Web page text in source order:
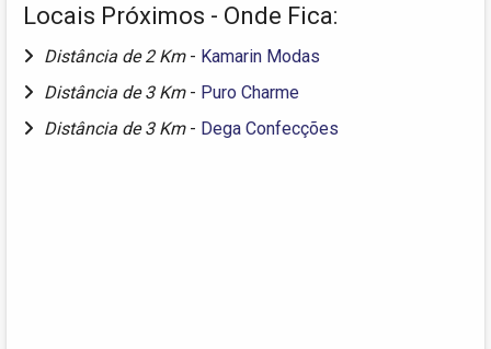
Locais Próximos - Onde Fica:
Distância de 2 Km - Kamarin Modas
Distância de 3 Km - Puro Charme
Distância de 3 Km - Dega Confecções